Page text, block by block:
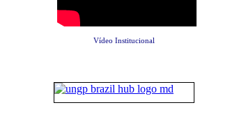
Vídeo Institucional